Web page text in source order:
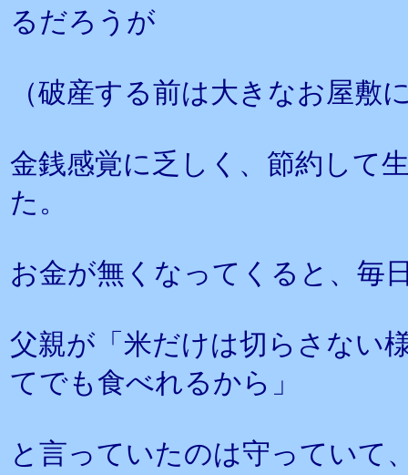
るだろうが
（破産する前は大きなお屋敷
金銭感覚に乏しく、節約して
た。
お金が無くなってくると、毎
父親が「米だけは切らさない
てでも食べれるから」
と言っていたのは守っていて